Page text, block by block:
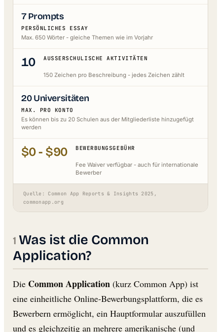
7 Prompts
PERSÖNLICHES ESSAY
Max. 650 Wörter - gleiche Themen wie im Vorjahr
10 AUSSERSCHULISCHE AKTIVITÄTEN
150 Zeichen pro Beschreibung - jedes Zeichen zählt
20 Universitäten
MAX. PRO KONTO
Es können bis zu 20 Schulen aus der Mitgliederliste hinzugefügt
werden
$0 - $90 BEWERBUNGSGEBÜHR
Fee Waiver verfügbar - auch für internationale
Bewerber
Quelle: Common App Reports & Insights 2025,
commonapp.org
Was ist die Common
Application?
Die Common Application (kurz Common App) ist
eine einheitliche Online-Bewerbungsplattform, die es
Bewerbern ermöglicht, ein Hauptformular auszufüllen
und es gleichzeitig an mehrere amerikanische (und